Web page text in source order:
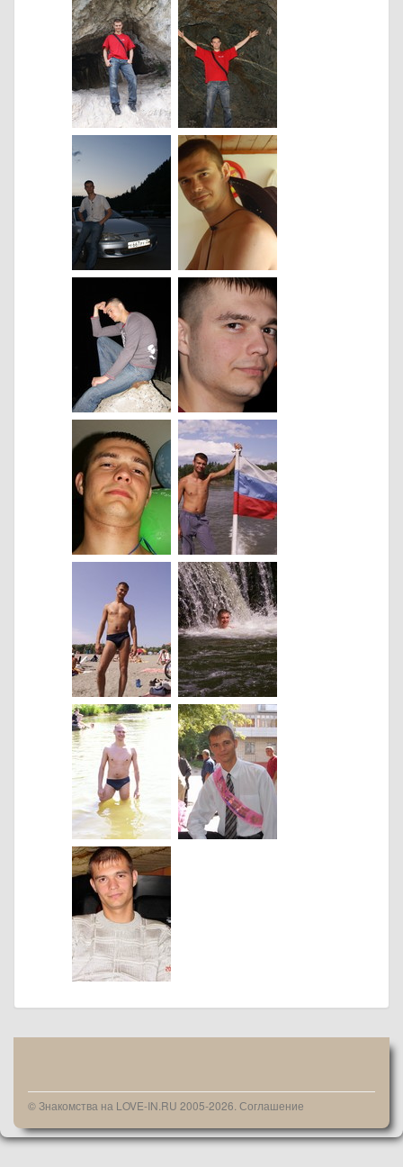
© Знакомства на LOVE-IN.RU 2005-2026. Соглашение